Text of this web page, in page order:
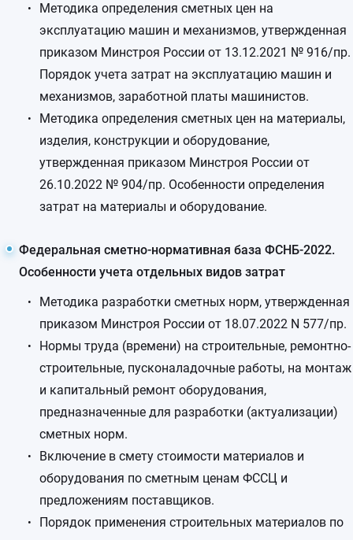
Методика определения сметных цен на
эксплуатацию машин и механизмов, утвержденная
приказом Минстроя России от 13.12.2021 № 916/пр.
Порядок учета затрат на эксплуатацию машин и
механизмов, заработной платы машинистов.
Методика определения сметных цен на материалы,
изделия, конструкции и оборудование,
утвержденная приказом Минстроя России от
26.10.2022 № 904/пр. Особенности определения
затрат на материалы и оборудование.
Федеральная сметно-нормативная база ФСНБ-2022.
Особенности учета отдельных видов затрат
Методика разработки сметных норм, утвержденная
приказом Минстроя России от 18.07.2022 N 577/пр.
Нормы труда (времени) на строительные, ремонтно-
строительные, пусконаладочные работы, на монтаж
и капитальный ремонт оборудования,
предназначенные для разработки (актуализации)
сметных норм.
Включение в смету стоимости материалов и
оборудования по сметным ценам ФССЦ и
предложениям поставщиков.
Порядок применения строительных материалов по